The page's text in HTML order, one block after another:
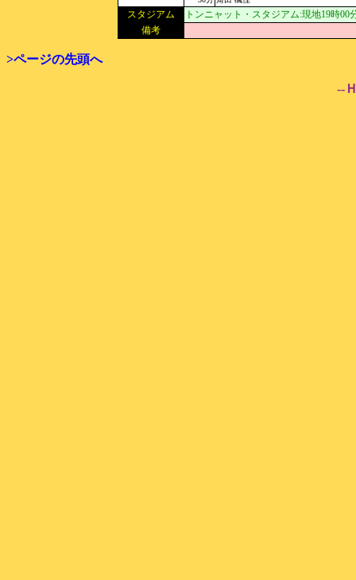
スタジアム
トンニャット・スタジアム:現地19時00
備考
>ページの先頭へ
--